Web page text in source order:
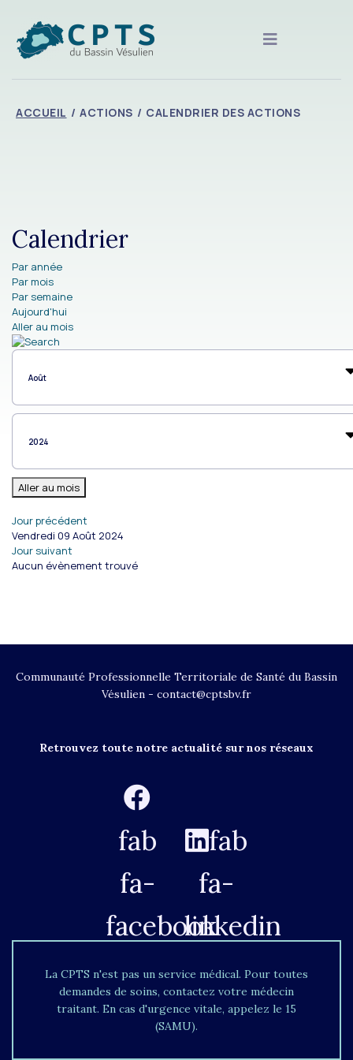
ACCUEIL ACTIONS CALENDRIER DES ACTIONS
Calendrier
Par année
Par mois
Par semaine
Aujourd'hui
Aller au mois
Aller au mois
Jour précédent
Vendredi 09 Août 2024
Jour suivant
Aucun évènement trouvé
Communauté Professionnelle Territoriale de Santé du Bassin
Vésulien - contact@cptsbv.fr
Retrouvez toute notre actualité sur nos réseaux
fab
fa-
facebook
fab
fa-
linkedin
La CPTS n'est pas un service médical. Pour toutes
demandes de soins, contactez votre médecin
traitant. En cas d'urgence vitale, appelez le 15
(SAMU).